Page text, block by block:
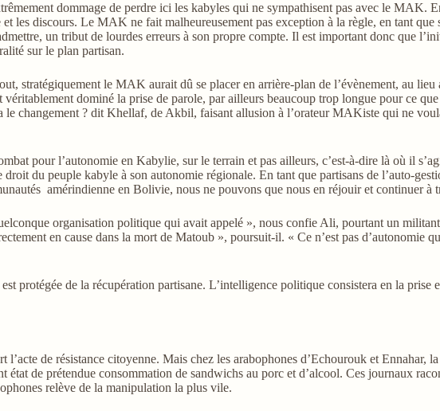
dommage de perdre ici les kabyles qui ne sympathisent pas avec le MAK.
les discours. Le MAK ne fait malheureusement pas exception à la règle, en tant
un tribut de lourdes erreurs à son propre compte. Il est important donc que
sur le plan partisan.
stratégiquement le MAK aurait dû se placer en arrière-plan de l’évènement, au
dominé la prise de parole, par ailleurs beaucoup trop longue pour ce
changement ? dit Khellaf, de Akbil, faisant allusion à l’orateur MAKiste qui ne
pour l’autonomie en Kabylie, sur le terrain et pas ailleurs, c’est-à-dire là où il
du peuple kabyle à son autonomie régionale. En tant que partisans de l’auto-
amérindienne en Bolivie, nous ne pouvons que nous en réjouir et continuer à
organisation politique qui avait appelé », nous confie Ali, pourtant un
en cause dans la mort de Matoub », poursuit-il. « Ce n’est pas d’autonomie
protégée de la récupération partisane. L’intelligence politique consistera en la
de résistance citoyenne. Mais chez les arabophones d’Echourouk et Ennahar,
de prétendue consommation de sandwichs au porc et d’alcool. Ces journaux
relève de la manipulation la plus vile.